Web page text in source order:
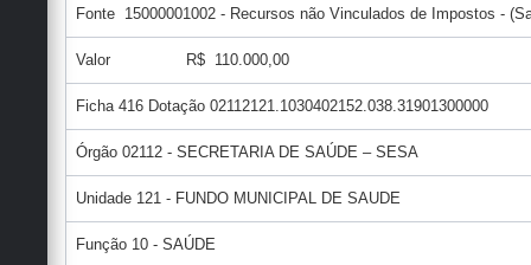
Fonte 15000001002 - Recursos não Vinculados de Impostos -
Valor R$ 110.000,00
Ficha 416 Dotação 02112121.1030402152.038.31901300000
Órgão 02112 - SECRETARIA DE SAÚDE – SESA
Unidade 121 - FUNDO MUNICIPAL DE SAUDE
Função 10 - SAÚDE